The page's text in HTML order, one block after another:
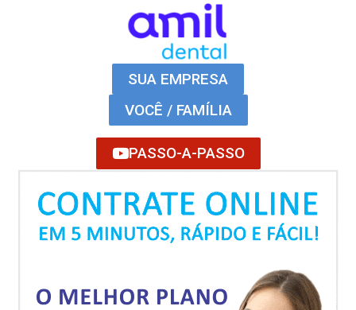
SUA EMPRESA
VOCÊ / FAMÍLIA
PASSO-A-PASSO